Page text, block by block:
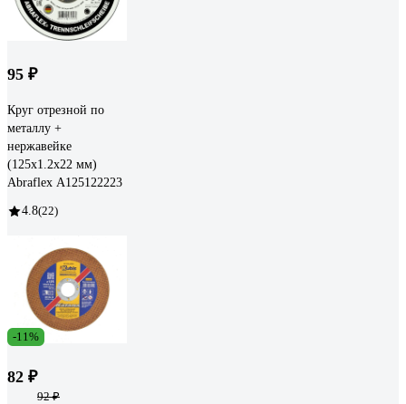
95 ₽
Круг отрезной по
металлу +
нержавейке
(125x1.2x22 мм)
Abraflex А125122223
4.8(22)
-11%
82 ₽
92 ₽